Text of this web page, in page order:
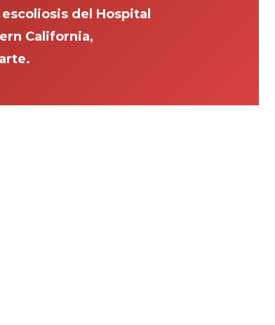
del Hospital
California,